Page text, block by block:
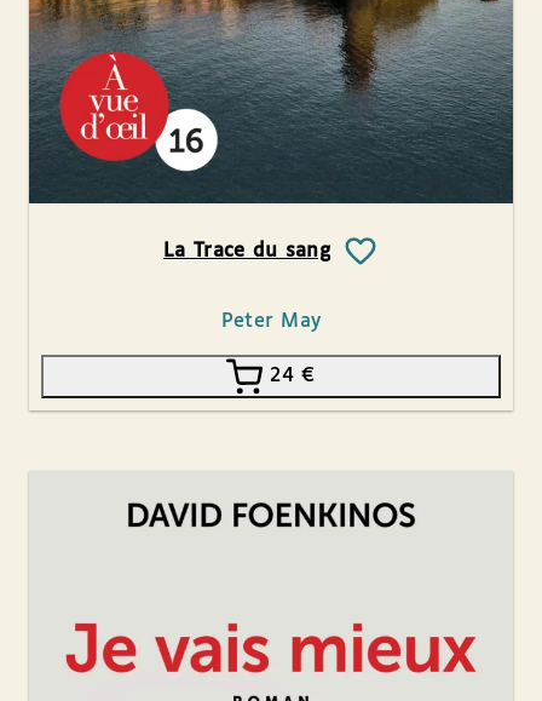
La Trace du sang
Peter May
24€